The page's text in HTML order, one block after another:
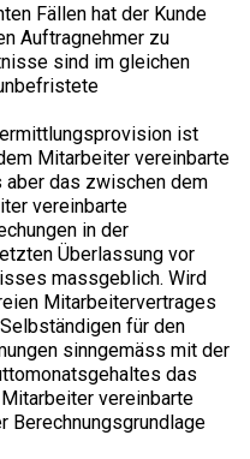
Fällen hat der Kunde
Auftragnehmer zu
sind im gleichen
ist
Mitarbeiter vereinbarte
aber das zwischen dem
vereinbarte
in der
Überlassung vor
massgeblich. Wird
Mitarbeitervertrages
für den
sinngemäss mit der
das
vereinbarte
Berechnungsgrundlage